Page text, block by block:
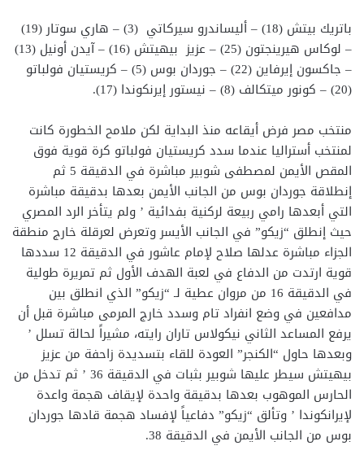
باتريك بيتش (18) – أليساندرو سيركاتي (3) – هاري سوتار (19)
– لوكاس هيرينجتون (25) – عزيز بيهيتش (16) – آيدن أونيل (13)
– جاكسون إيرفاين (22) – جوردان بوس (5) – كريستيان فولباتو
(20) – كونور ميتكالف (8) – نيستور إيرنكوندا (17).
منتخب مصر فرض أيقاعه منذ البداية لكن ملامح الخطورة كانت
لمنتخب أستراليا عندما سدد كريستيان فولباتو كرة قوية فوق
المقص الأيمن لمصطفى شوبير مباشرة في الدقيقة 5 ثم
إنطلاقة جوردان بوس من الجانب الأيمن بعدها بدقيقة مباشرة
التي أبعدها رامي ربيعة لركنية بفدائية ’ ولم يتأخر الرد المصري
حيث إنطلق “زيكو” في الجانب الأيسر وتعرض لعرقلة خارج منطقة
الجزاء مباشرة عدلها صلاح لإمام عاشور في الدقيقة 12 سددها
قوية ارتدت من الدفاع في لعبة الهدف الأول ثم تمريرة طولية
في الدقيقة 16 من مروان عطية لـ “زيكو” الذي انطلق بين
مدافعين في وضع انفراد تام وسدد خارج المرمى مباشرة قبل أن
يرفع المساعد الثاني نيكولاس تاران رايته، مشيراً لحالة تسلل ’
وبعدها حاول “الكنجر” العودة للقاء بتسديدة زاحفة من عزيز
بيهيتش سيطر عليها شوبير بثبات في الدقيقة 36 ’ ثم تدخل من
الحارس الموهوب بعدها بدقيقة واحدة لإيقاف هجمة واعدة
لإيرانكوندا ’ وتألق “زيكو” دفاعياً لإفساد هجمة قادها جوردان
بوس من الجانب الأيمن في الدقيقة 38.